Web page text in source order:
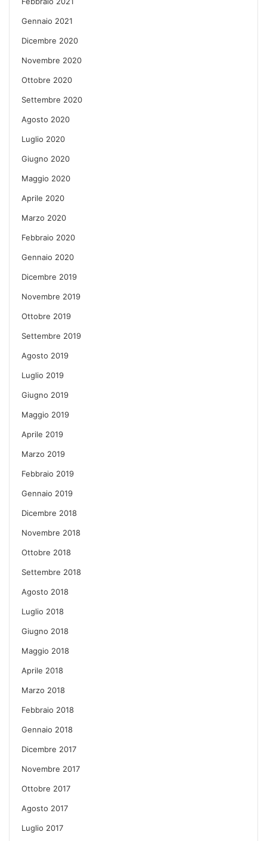
Gennaio 2021
Dicembre 2020
Novembre 2020
Ottobre 2020
Settembre 2020
Agosto 2020
Luglio 2020
Giugno 2020
Maggio 2020
Aprile 2020
Marzo 2020
Febbraio 2020
Gennaio 2020
Dicembre 2019
Novembre 2019
Ottobre 2019
Settembre 2019
Agosto 2019
Luglio 2019
Giugno 2019
Maggio 2019
Aprile 2019
Marzo 2019
Febbraio 2019
Gennaio 2019
Dicembre 2018
Novembre 2018
Ottobre 2018
Settembre 2018
Agosto 2018
Luglio 2018
Giugno 2018
Maggio 2018
Aprile 2018
Marzo 2018
Febbraio 2018
Gennaio 2018
Dicembre 2017
Novembre 2017
Ottobre 2017
Agosto 2017
Luglio 2017